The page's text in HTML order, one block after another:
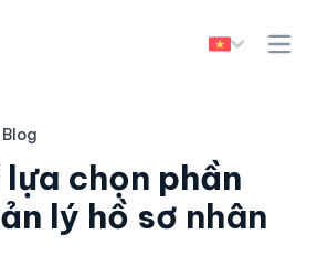
Blog
chọn phần
lý hồ sơ nhân